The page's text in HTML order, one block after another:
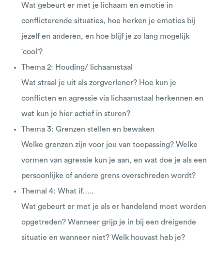
Wat gebeurt er met je lichaam en emotie in
conflicterende situaties, hoe herken je emoties bij
jezelf en anderen, en hoe blijf je zo lang mogelijk
'cool'?
Thema 2: Houding/ lichaamstaal
Wat straal je uit als zorgverlener? Hoe kun je
conflicten en agressie via lichaamstaal herkennen en
wat kun je hier actief in sturen?
Thema 3: Grenzen stellen en bewaken
Welke grenzen zijn voor jou van toepassing? Welke
vormen van agressie kun je aan, en wat doe je als een
persoonlijke of andere grens overschreden wordt?
Themal 4: What if…..
Wat gebeurt er met je als er handelend moet worden
opgetreden? Wanneer grijp je in bij een dreigende
situatie en wanneer niet? Welk houvast heb je?